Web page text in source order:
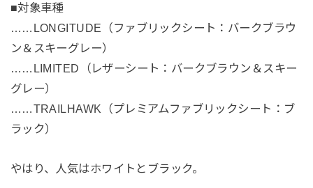
■対象車種
……LONGITUDE（ファブリックシート：バークブラウ
ン＆スキーグレー）
……LIMITED（レザーシート：バークブラウン＆スキー
グレー）
……TRAILHAWK（プレミアムファブリックシート：ブ
ラック）
やはり、人気はホワイトとブラック。